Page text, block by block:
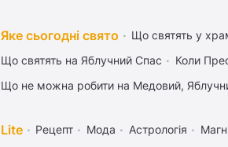
Яке сьогодні свято Що святять у
Що святять на Яблучний Спас
Коли
Що не можна робити на Медовий,
Lite Рецепт Мода Астрологія